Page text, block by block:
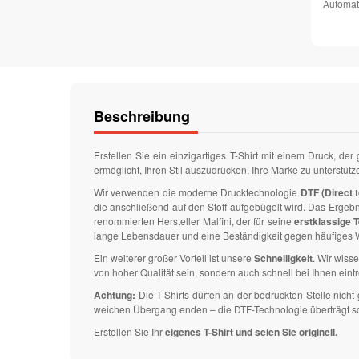
Beschreibung
Erstellen Sie ein einzigartiges T-Shirt mit einem Druck,
ermöglicht, Ihren Stil auszudrücken, Ihre Marke zu
Wir verwenden die moderne Drucktechnologie DTF (Direct
die anschließend auf den Stoff aufgebügelt wird. Das
renommierten Hersteller Malfini, der für seine erstklassige
lange Lebensdauer und eine Beständigkeit gegen häufiges
Ein weiterer großer Vorteil ist unsere Schnelligkeit. Wir
von hoher Qualität sein, sondern auch schnell bei Ihnen
Achtung: Die T-Shirts dürfen an der bedruckten Stelle
weichen Übergang enden – die DTF-Technologie überträgt
Erstellen Sie Ihreigenes T-Shirt und seien Sie originell.